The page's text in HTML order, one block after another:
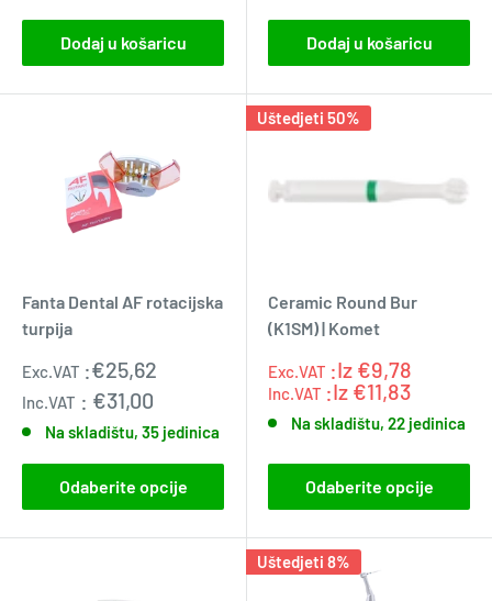
Dodaj u košaricu Dodaj u košaricu
Fanta Dental AF rotacijska
turpija
Prodajna
cijena
Exc.VAT :€25,62
Inc.VAT : €31,00
Na skladištu, 35 jedinica
Odaberite opcije
Uštedjeti 50%
Ceramic Round Bur
(K1SM) | Komet
Exc.VAT
:0.0
Exc.VAT :Iz €9,78
Inc.VAT :Iz €11,83
Na skladištu, 22 jedinica
Odaberite opcije
Uštedjeti 8%